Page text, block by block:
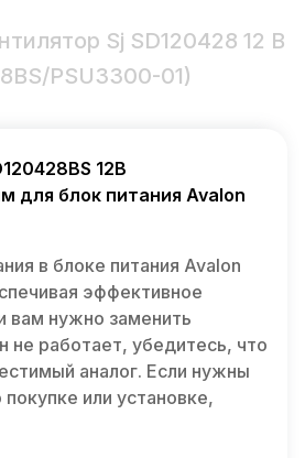
Sj SD120428 12 В
PSU3300-01)
12В
для блок питания Avalon
в блоке питания Avalon
эффективное
вам нужно заменить
не работает, убедитесь, что
аналог. Если нужны
или установке,